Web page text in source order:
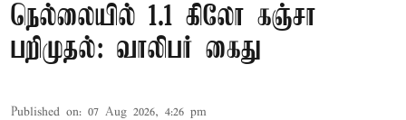
நெல்லையில் 1.1 கிலோ கஞ்சா
பறிமுதல்: வாலிபர் கைது
Published on: 07 Aug 2026, 4:26 pm